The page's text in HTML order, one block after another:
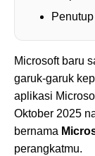
Penutup
Microsoft baru
garuk-garuk
aplikasi
Oktober 2025
bernama
perangkatmu.